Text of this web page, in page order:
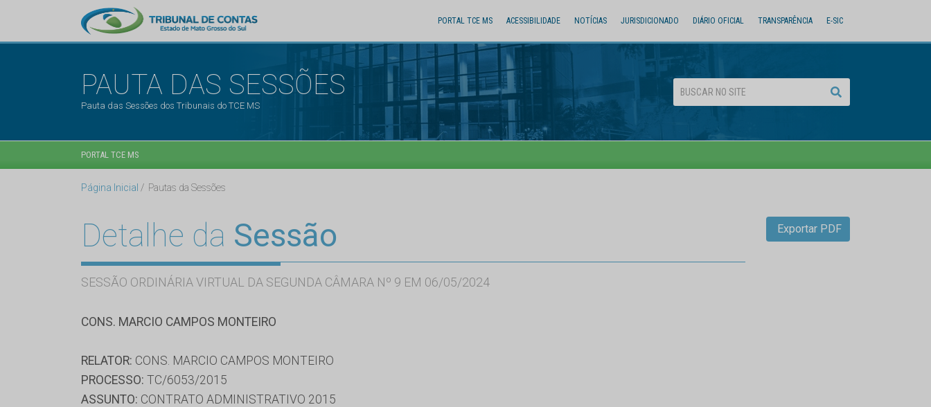
PORTAL TCE MS ACESSIBILIDADE NOTÍCIAS JURISDICIONADO DIÁRIO OFICIAL TRANSPARÊNCIA E-SIC
PAUTA DAS SESSÕES
Pauta das Sessões dos Tribunais do TCE MS
PORTAL TCE MS
Página Inicial Pautas da Sessões
Detalhe da Sessão
SESSÃO ORDINÁRIA VIRTUAL DA SEGUNDA CÂMARA Nº 9 EM 06/05/2024
Exportar PDF
CONS. MARCIO CAMPOS MONTEIRO
RELATOR: CONS. MARCIO CAMPOS MONTEIRO
PROCESSO: TC/6053/2015
ASSUNTO: CONTRATO ADMINISTRATIVO 2015